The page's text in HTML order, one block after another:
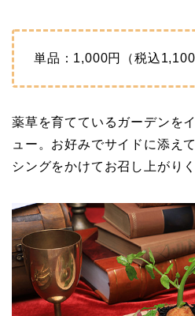
単品：1,000円（税込1,100
薬草を育てているガーデンを
ュー。お好みでサイドに添え
シングをかけてお召し上がり